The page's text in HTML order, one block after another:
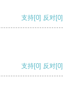
支持[0] 反对[0]
支持[0] 反对[0]